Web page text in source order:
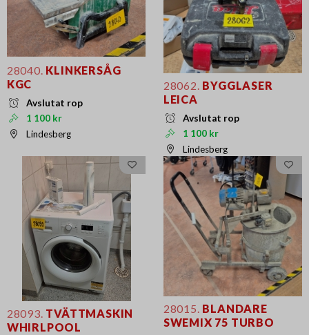
28040. KLINKERSÅG
KGC
Avslutat rop
1 100 kr
Lindesberg
28062. BYGGLASER
LEICA
Avslutat rop
1 100 kr
Lindesberg
28093. TVÄTTMASKIN
WHIRLPOOL
28015. BLANDARE
SWEMIX 75 TURBO